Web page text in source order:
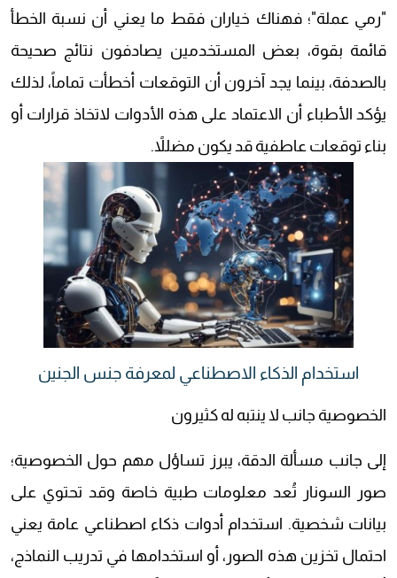
"رمي عملة"؛ فهناك خياران فقط ما يعني أن نسبة الخطأ
قائمة بقوة، بعض المستخدمين يصادفون نتائج صحيحة
بالصدفة، بينما يجد آخرون أن التوقعات أخطأت تماماً، لذلك
يؤكد الأطباء أن الاعتماد على هذه الأدوات لاتخاذ قرارات أو
بناء توقعات عاطفية قد يكون مضللاً.
استخدام الذكاء الاصطناعي لمعرفة جنس الجنين
الخصوصية جانب لا ينتبه له كثيرون
إلى جانب مسألة الدقة، يبرز تساؤل مهم حول الخصوصية؛
صور السونار تُعد معلومات طبية خاصة وقد تحتوي على
بيانات شخصية. استخدام أدوات ذكاء اصطناعي عامة يعني
احتمال تخزين هذه الصور، أو استخدامها في تدريب النماذج،